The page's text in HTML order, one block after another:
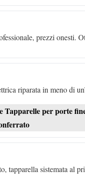
prezzi onesti.
riparata in meno di
Tapparelle per porte
tapparella sistemata al